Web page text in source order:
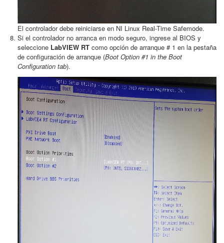
El controlador debe reiniciarse en NI Linux Real-Time Safemode.
Si el controlador no arranca en modo seguro, ingrese al BIOS y
seleccione LabVIEW RT como opción de arranque # 1 en la pestaña
de configuración de arranque (Boot Option #1 in the Boot
Configuration tab).